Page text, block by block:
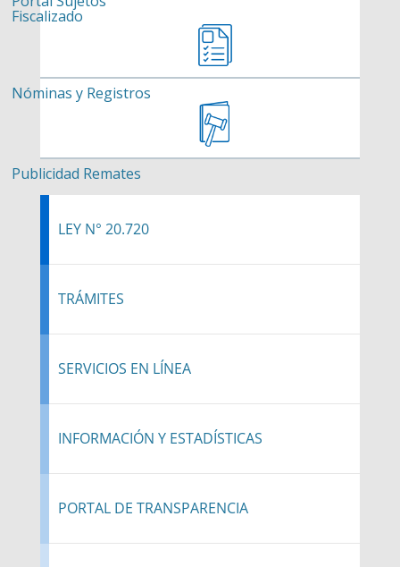
Fiscalizado
Nóminas y Registros
Publicidad Remates
LEY N° 20.720
TRÁMITES
SERVICIOS EN LÍNEA
INFORMACIÓN Y ESTADÍSTICAS
PORTAL DE TRANSPARENCIA